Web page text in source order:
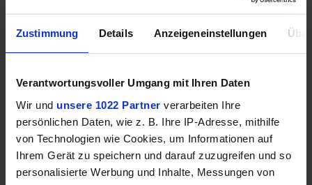
Zustimmung Details Anzeigeneinstellungen
Verantwortungsvoller Umgang mit Ihren Daten
Wir und unsere 1022 Partner verarbeiten Ihre
persönlichen Daten, wie z. B. Ihre IP-Adresse, mithilfe
von Technologien wie Cookies, um Informationen auf
Ihrem Gerät zu speichern und darauf zuzugreifen und so
personalisierte Werbung und Inhalte, Messungen von
Videoanschlüsse
HDMI
2.1
DisplayPort
3x
DisplayPort
1.4a